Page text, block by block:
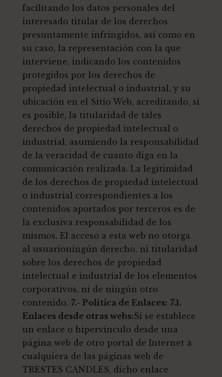
facilitando los datos personales del
interesado titular de los derechos
presuntamente infringidos, así como en
su caso, la representación con la que
interviene, indicando los contenidos
protegidos por los derechos de
propiedad intelectual o industrial, y su
ubicación en el Sitio Web, acreditando, si
es posible, la titularidad de tales
derechos de propiedad intelectual o
industrial, asumiendo la responsabilidad
de la veracidad de cuanto diga en la
comunicación realizada. La legitimidad
de los derechos de propiedad intelectual
o industrial correspondientes a los
contenidos aportados por terceros es de
la exclusiva responsabilidad de los
mismos. El acceso a esta web no otorga
al usuarioningún derecho, ni titularidad
sobre los derechos de propiedad
intelectual e industrial de los elementos
corporativos, ni de ningún otro
contenido. 7.- Política de Enlaces: 7.1.
Enlaces desde otras webs:Si se establece
un enlace o hipervínculo desde una
página web de otro portal de Internet a
cualquiera de las páginas web de
TRESTES CANDLES, dicho enlace